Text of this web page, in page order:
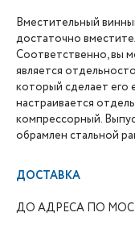
Вместительный
достаточно
Соответственно, вы
является
который сделает его
настраивается
компрессорный.
обрамлен стальной
ДОСТАВКА
ДО АДРЕСА ПО